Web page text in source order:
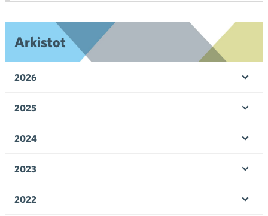
Arkistot
2026
2025
2024
2023
2022